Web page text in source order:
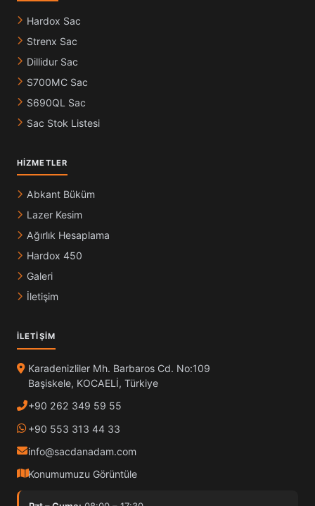
Hardox Sac
Strenx Sac
Dillidur Sac
S700MC Sac
S690QL Sac
Sac Stok Listesi
HIZMETLER
Abkant Büküm
Lazer Kesim
Ağırlık Hesaplama
Hardox 450
Galeri
İletişim
İLETIŞIM
Karadenizliler Mh. Barbaros Cd. No:109
Başiskele, KOCAELİ, Türkiye
+90 262 349 59 55
+90 553 313 44 33
info@sacdanadam.com
Konumumuzu Görüntüle